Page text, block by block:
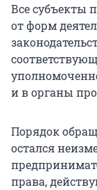
Все субъекты
от форм
и в органы
Порядок
остался
права,